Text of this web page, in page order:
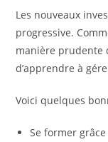
Les nouveaux
progressive.
manière prudente
d’apprendre à
Voici quelques
Se former